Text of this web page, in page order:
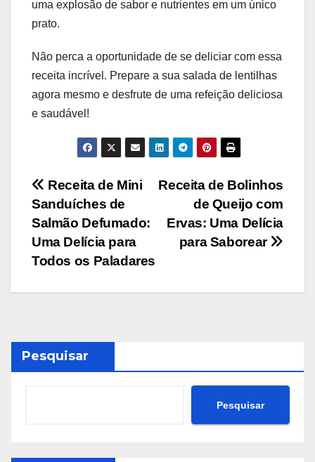
uma explosão de sabor e nutrientes em um único
prato.
Não perca a oportunidade de se deliciar com essa
receita incrível. Prepare a sua salada de lentilhas
agora mesmo e desfrute de uma refeição deliciosa
e saudável!
Navegação
de
Post
Receita de Bolinhos
de Queijo com
Ervas: Uma Delícia
para Saborear
Receita de Mini
Sanduíches de
Salmão Defumado:
Uma Delícia para
Todos os Paladares
Pesquisar
Pesquisar